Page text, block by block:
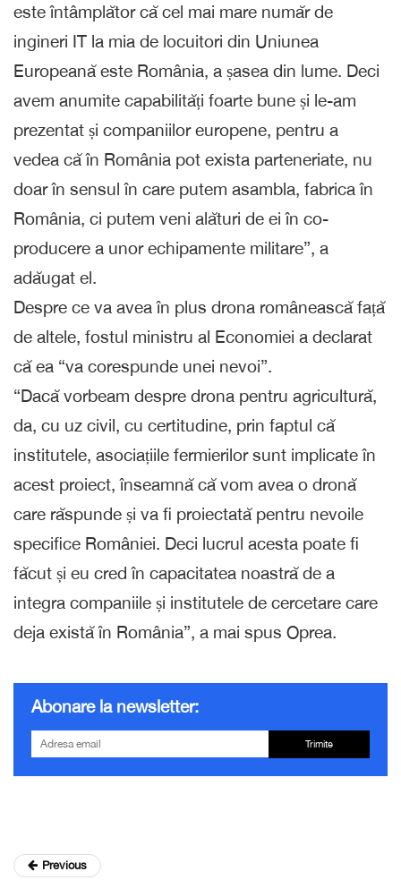
este întâmplător că cel mai mare număr de
ingineri IT la mia de locuitori din Uniunea
Europeană este România, a șasea din lume. Deci
avem anumite capabilități foarte bune și le-am
prezentat și companiilor europene, pentru a
vedea că în România pot exista parteneriate, nu
doar în sensul în care putem asambla, fabrica în
România, ci putem veni alături de ei în co-
producere a unor echipamente militare”, a
adăugat el.
Despre ce va avea în plus drona românească față
de altele, fostul ministru al Economiei a declarat
că ea “va corespunde unei nevoi”.
“Dacă vorbeam despre drona pentru agricultură,
da, cu uz civil, cu certitudine, prin faptul că
institutele, asociațiile fermierilor sunt implicate în
acest proiect, înseamnă că vom avea o dronă
care răspunde și va fi proiectată pentru nevoile
specifice României. Deci lucrul acesta poate fi
făcut și eu cred în capacitatea noastră de a
integra companiile și institutele de cercetare care
deja există în România”, a mai spus Oprea.
Abonare la newsletter:
Trimite
Previous